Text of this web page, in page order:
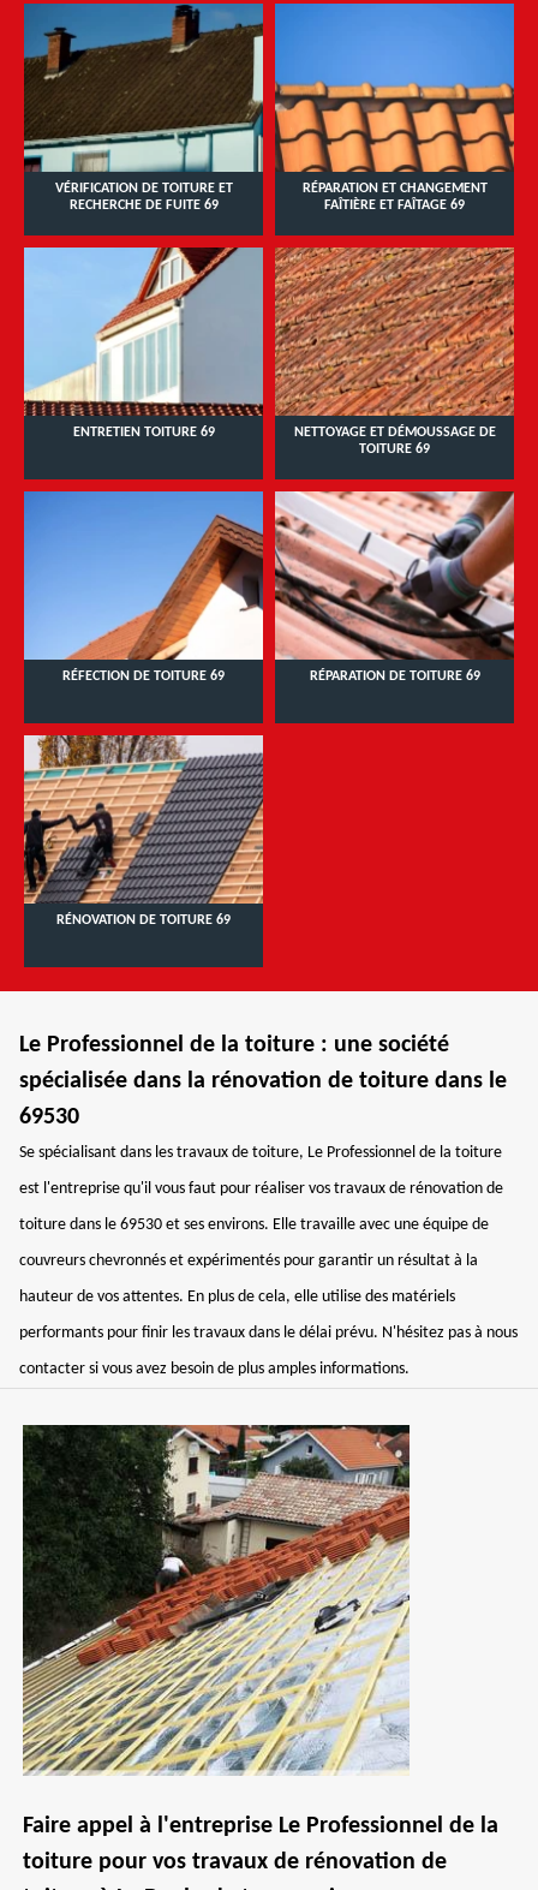
VÉRIFICATION DE TOITURE ET
RECHERCHE DE FUITE 69
RÉPARATION ET CHANGEMENT
FAÎTIÈRE ET FAÎTAGE 69
ENTRETIEN TOITURE 69
NETTOYAGE ET DÉMOUSSAGE DE
TOITURE 69
RÉFECTION DE TOITURE 69 RÉPARATION DE TOITURE 69
RÉNOVATION DE TOITURE 69
Le Professionnel de la toiture : une société
spécialisée dans la rénovation de toiture dans le
69530
Se spécialisant dans les travaux de toiture, Le Professionnel de la toiture
est l'entreprise qu'il vous faut pour réaliser vos travaux de rénovation de
toiture dans le 69530 et ses environs. Elle travaille avec une équipe de
couvreurs chevronnés et expérimentés pour garantir un résultat à la
hauteur de vos attentes. En plus de cela, elle utilise des matériels
performants pour finir les travaux dans le délai prévu. N'hésitez pas à nous
contacter si vous avez besoin de plus amples informations.
Faire appel à l'entreprise Le Professionnel de la
toiture pour vos travaux de rénovation de